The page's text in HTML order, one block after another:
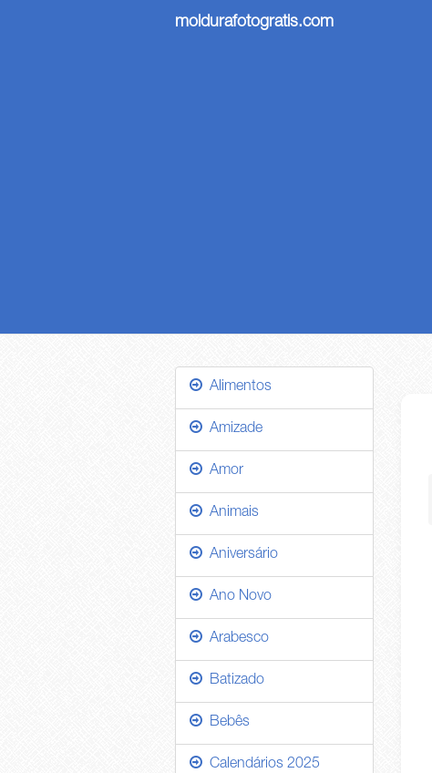
moldurafotogratis.com
Alimentos
Amizade
Amor
Animais
Aniversário
Ano Novo
Arabesco
Batizado
Bebês
Calendários 2025